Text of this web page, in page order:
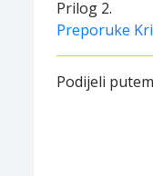
Prilog 2.
Preporuke
Podijeli